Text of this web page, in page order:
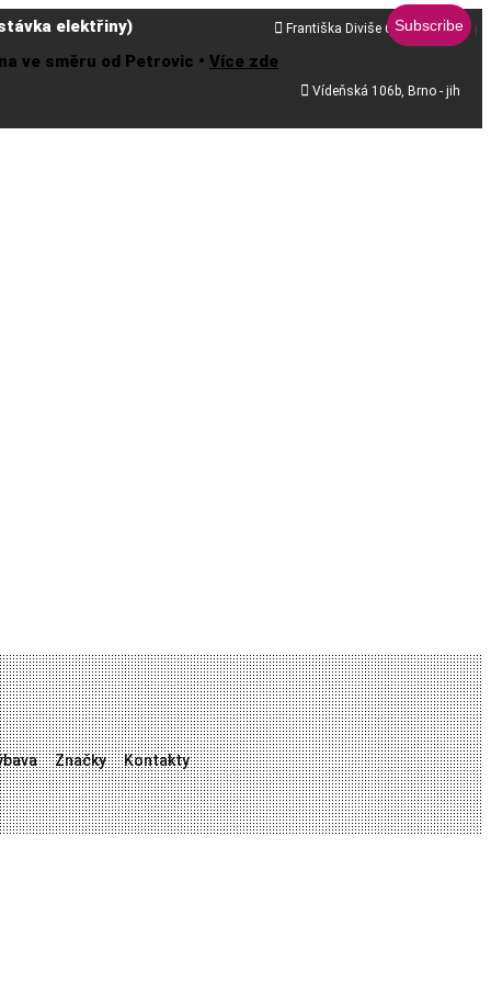
elektřiny)
ve směru od Petrovic • Více zde
 Františka Diviše 68, Praha 10
 Vídeňská 106b, Brno - jih
Značky Kontakty